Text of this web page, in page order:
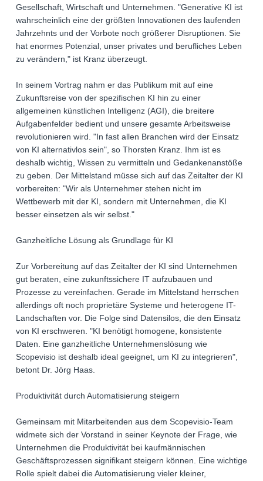
Gesellschaft, Wirtschaft und Unternehmen. "Generative KI ist
wahrscheinlich eine der größten Innovationen des laufenden
Jahrzehnts und der Vorbote noch größerer Disruptionen. Sie
hat enormes Potenzial, unser privates und berufliches Leben
zu verändern," ist Kranz überzeugt.
In seinem Vortrag nahm er das Publikum mit auf eine
Zukunftsreise von der spezifischen KI hin zu einer
allgemeinen künstlichen Intelligenz (AGI), die breitere
Aufgabenfelder bedient und unsere gesamte Arbeitsweise
revolutionieren wird. "In fast allen Branchen wird der Einsatz
von KI alternativlos sein", so Thorsten Kranz. Ihm ist es
deshalb wichtig, Wissen zu vermitteln und Gedankenanstöße
zu geben. Der Mittelstand müsse sich auf das Zeitalter der KI
vorbereiten: "Wir als Unternehmer stehen nicht im
Wettbewerb mit der KI, sondern mit Unternehmen, die KI
besser einsetzen als wir selbst."
Ganzheitliche Lösung als Grundlage für KI
Zur Vorbereitung auf das Zeitalter der KI sind Unternehmen
gut beraten, eine zukunftssichere IT aufzubauen und
Prozesse zu vereinfachen. Gerade im Mittelstand herrschen
allerdings oft noch proprietäre Systeme und heterogene IT-
Landschaften vor. Die Folge sind Datensilos, die den Einsatz
von KI erschweren. "KI benötigt homogene, konsistente
Daten. Eine ganzheitliche Unternehmenslösung wie
Scopevisio ist deshalb ideal geeignet, um KI zu integrieren",
betont Dr. Jörg Haas.
Produktivität durch Automatisierung steigern
Gemeinsam mit Mitarbeitenden aus dem Scopevisio-Team
widmete sich der Vorstand in seiner Keynote der Frage, wie
Unternehmen die Produktivität bei kaufmännischen
Geschäftsprozessen signifikant steigern können. Eine wichtige
Rolle spielt dabei die Automatisierung vieler kleiner,